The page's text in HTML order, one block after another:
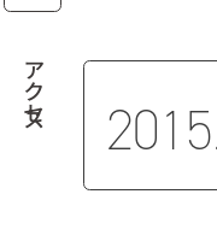
アクセス